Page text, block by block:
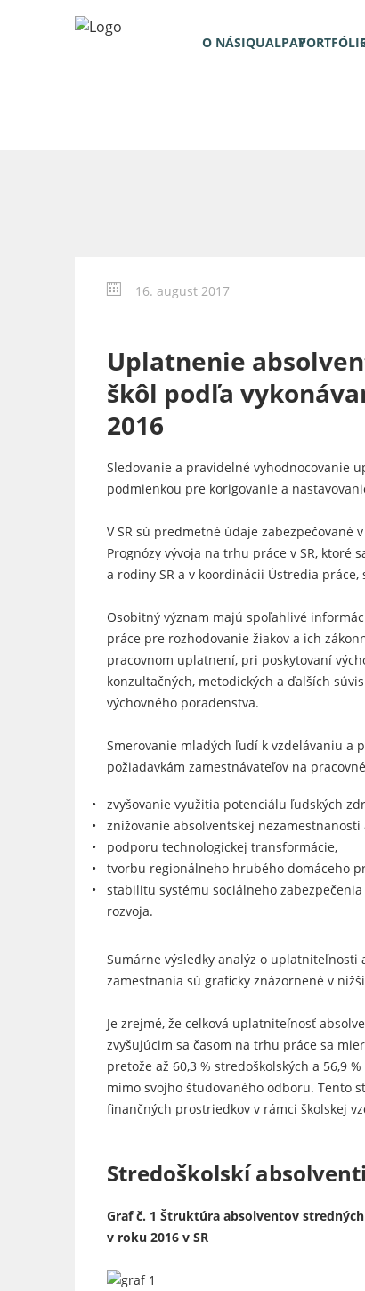
O NÁSIQUALPAY
16. august 2017
Uplatnenie
škôl podľa
2016
Sledovanie a pravidelné vyhodnocovanie
podmienkou pre korigovanie a
V SR sú predmetné údaje
Prognózy vývoja na trhu práce v SR,
a rodiny SR a v koordinácii Ústredia práce,
Osobitný význam majú spoľahlivé
práce pre rozhodovanie žiakov a ich
pracovnom uplatnení, pri poskytovaní
konzultačných, metodických a ďalších
výchovného poradenstva.
Smerovanie mladých ľudí k vzdelávaniu a
požiadavkám zamestnávateľov na
zvyšovanie využitia potenciálu ľudských
znižovanie absolventskej
podporu technologickej transformácie,
tvorbu regionálneho hrubého domáceho
stabilitu systému sociálneho
rozvoja.
Sumárne výsledky analýz o uplatniteľnosti
zamestnania sú graficky znázornené v
Je zrejmé, že celková uplatniteľnosť
zvyšujúcim sa časom na trhu práce sa
pretože až 60,3 % stredoškolských a 56,9
mimo svojho študovaného odboru. Tento
finančných prostriedkov v rámci školskej
Stredoškolskí absolventi
Graf č. 1 Štruktúra absolventov
v roku 2016 v SR